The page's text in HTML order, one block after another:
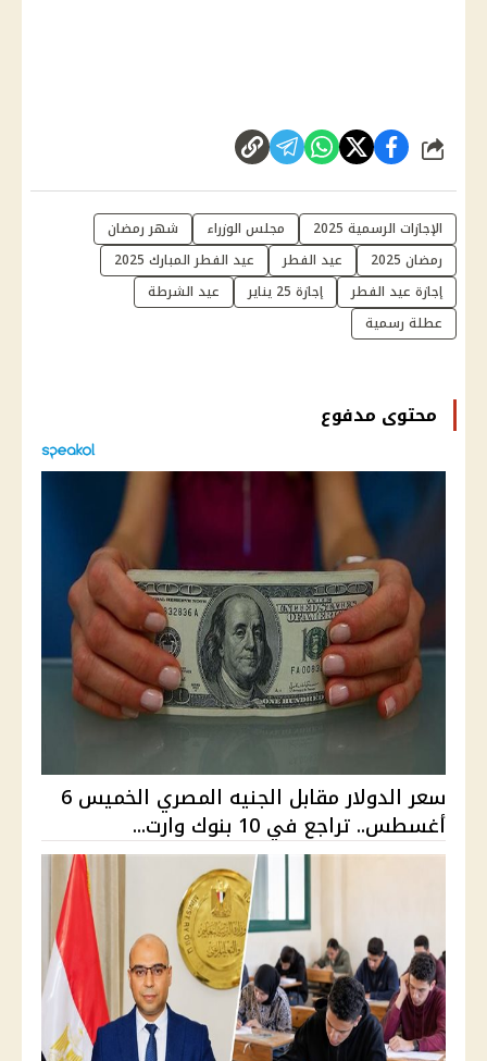
شارك
الإجازات الرسمية 2025 مجلس الوزراء
شهر رمضان
رمضان 2025
عيد الفطر
عيد الفطر المبارك 2025
إجازة عيد الفطر
إجازة 25 يناير
عيد الشرطة
عطلة رسمية
محتوى مدفوع
سعر الدولار مقابل الجنيه المصري الخميس 6
أغسطس.. تراجع في 10 بنوك وارت...